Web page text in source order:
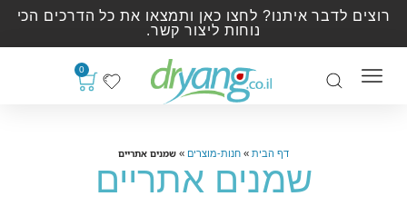
רוצים לדבר איתנו? לחצו כאן ותמצאו את כל הדרכים הכי
נוחות ליצור קשר.
0
דף הבית » חנות-מוצרים » שמנים אתריים
שמנים אתריים